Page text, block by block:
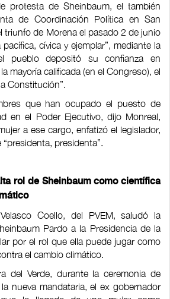
protesta de Sheinbaum, el también
de Coordinación Política en San
triunfo de Morena el pasado 2 de junio
cívica y ejemplar”, mediante la
pueblo depositó su confianza en
mayoría calificada (en el Congreso), el
Constitución”.
que han ocupado el puesto de
en el Poder Ejecutivo, dijo Monreal,
a ese cargo, enfatizó el legislador,
presidenta”.
rol de Sheinbaum como científica
Coello, del PVEM, saludó la
Pardo a la Presidencia de la
por el rol que ella puede jugar como
el cambio climático.
del Verde, durante la ceremonia de
nueva mandataria, el ex gobernador